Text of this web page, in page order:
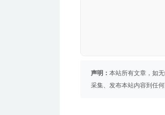
声明： 本站所有文章，如
采集、发布本站内容到任